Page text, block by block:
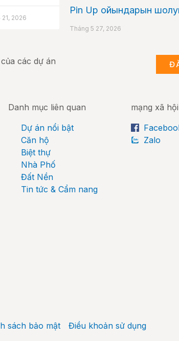
2026
Pin Up ойындарын шолуы:
Tháng 5 27, 2026
các dự án
Danh mục liên quan
Dự án nổi bật
Căn hộ
Biệt thự
Nhà Phố
Đất Nền
Tin tức & Cẩm nang
mạng xã
Zalo
sách bảo mật Điều khoản sử dụng